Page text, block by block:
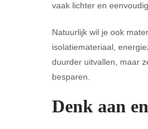
vaak lichter en
Natuurlijk wil je ook
isolatiemateriaal,
duurder uitvallen, maar
besparen.
Denk aan